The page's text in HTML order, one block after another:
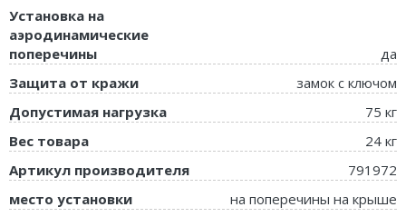
Установка на
аэродинамические
поперечины
да
Защита от кражи
замок с ключом
Допустимая нагрузка
75 кг
Вес товара
24 кг
Артикул производителя
791972
место установки
на поперечины на крыше